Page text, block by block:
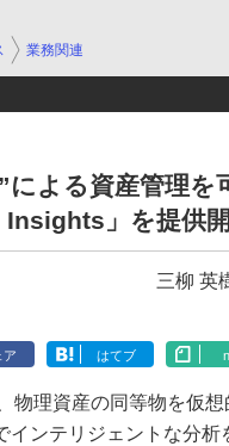
業務関連
よる資産管理を
」を提供
三柳 英
ア はてブ
理資産の同等物を仮想
インテリジェントな分析